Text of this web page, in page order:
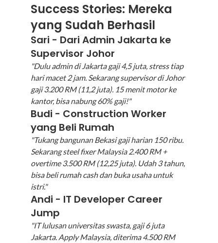
Success Stories: Mereka
yang Sudah Berhasil
Sari - Dari Admin Jakarta ke
Supervisor Johor
"Dulu admin di Jakarta gaji 4,5 juta, stress tiap
hari macet 2 jam. Sekarang supervisor di Johor
gaji 3.200 RM (11,2 juta). 15 menit motor ke
kantor, bisa nabung 60% gaji!"
Budi - Construction Worker
yang Beli Rumah
"Tukang bangunan Bekasi gaji harian 150 ribu.
Sekarang steel fixer Malaysia 2.400 RM +
overtime 3.500 RM (12,25 juta). Udah 3 tahun,
bisa beli rumah cash dan buka usaha untuk
istri."
Andi - IT Developer Career
Jump
"IT lulusan universitas swasta, gaji 6 juta
Jakarta. Apply Malaysia, diterima 4.500 RM